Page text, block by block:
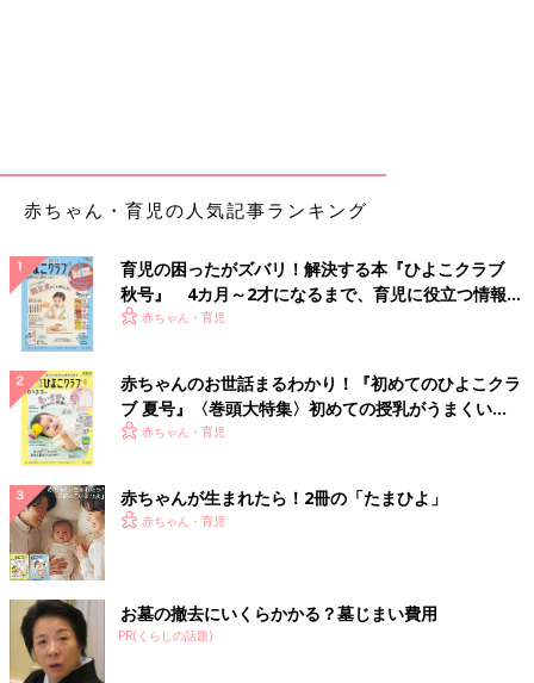
赤ちゃん・育児の人気記事ランキング
育児の困ったがズバリ！解決する本『ひよこクラブ
秋号』 4カ月～2才になるまで、育児に役立つ情報が
いっぱい！
赤ちゃん・育児
赤ちゃんのお世話まるわかり！『初めてのひよこクラ
ブ 夏号』〈巻頭大特集〉初めての授乳がうまくい
く！ おっぱい・ミルクの基本と夏のトラブル 解決テ
赤ちゃん・育児
赤ちゃんが生まれたら！2冊の「たまひよ」
赤ちゃん・育児
お墓の撤去にいくらかかる？墓じまい費用
PR(くらしの話題)